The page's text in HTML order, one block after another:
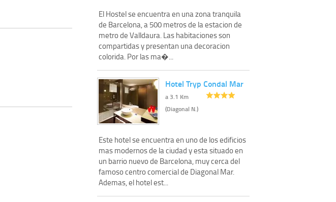
El Hostel se encuentra en una zona tranquila
de Barcelona, ​​a 500 metros de la estacion de
metro de Valldaura. Las habitaciones son
compartidas y presentan una decoracion
colorida. Por las ma�...
Hotel Tryp Condal Mar
a 3.1 Km
(Diagonal N.)
Este hotel se encuentra en uno de los edificios
mas modernos de la ciudad y esta situado en
un barrio nuevo de Barcelona, muy cerca del
famoso centro comercial de Diagonal Mar.
Ademas, el hotel est...